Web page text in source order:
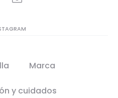
Marca
y cuidados